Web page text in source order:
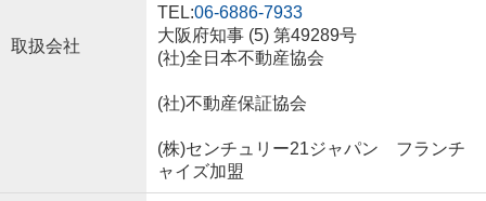
取扱会社
TEL:06-6886-7933
大阪府知事 (5) 第49289号
(社)全日本不動産協会
(社)不動産保証協会
(株)センチュリー21ジャパン フランチ
ャイズ加盟